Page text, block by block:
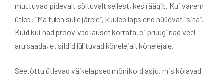
muutuvad pidevalt sõltuvalt sellest, kes räägib. Kui vanem
ütleb: “Ma tulen sulle järele”, kuuleb laps end hüüdvat “sina”.
Kuid kui nad proovivad lauset korrata, ei pruugi nad veel
aru saada, et sildid lülituvad kõnelejalt kõnelejale.
Seetõttu ütlevad väikelapsed mõnikord asju, mis kõlavad